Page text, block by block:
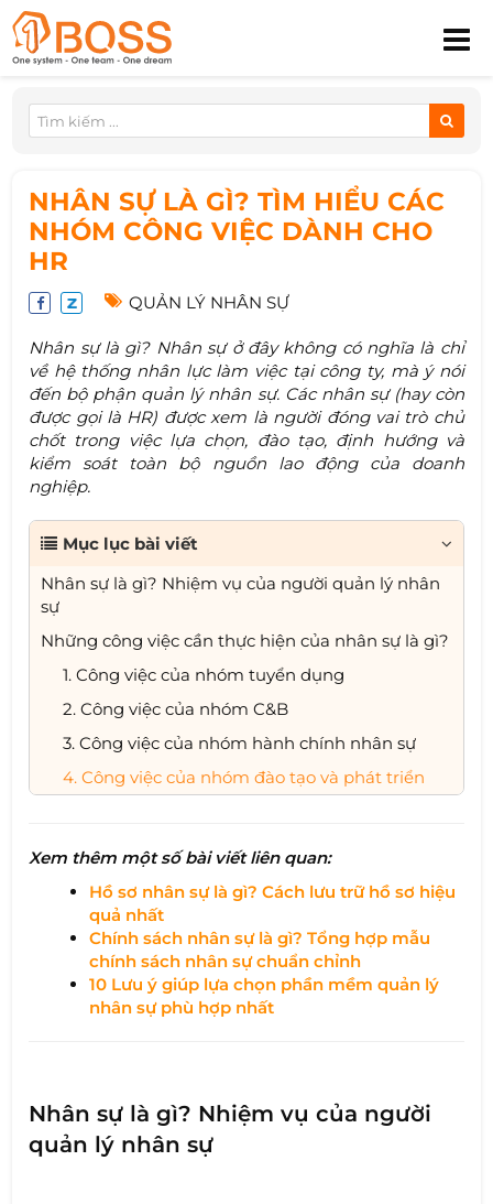
NHÂN SỰ LÀ GÌ? TÌM HIỂU CÁC
NHÓM CÔNG VIỆC DÀNH CHO
HR
QUẢN LÝ NHÂN SỰ
Nhân sự là gì? Nhân sự ở đây không có nghĩa là chỉ
về hệ thống nhân lực làm việc tại công ty, mà ý nói
đến bộ phận quản lý nhân sự. Các nhân sự (hay còn
được gọi là HR) được xem là người đóng vai trò chủ
chốt trong việc lựa chọn, đào tạo, định hướng và
kiểm soát toàn bộ nguồn lao động của doanh
nghiệp.
Mục lục bài viết
Nhân sự là gì? Nhiệm vụ của người quản lý nhân
sự
Những công việc cần thực hiện của nhân sự là gì?
1. Công việc của nhóm tuyển dụng
2. Công việc của nhóm C&B
3. Công việc của nhóm hành chính nhân sự
4. Công việc của nhóm đào tạo và phát triển
Xem thêm một số bài viết liên quan:
Hồ sơ nhân sự là gì? Cách lưu trữ hồ sơ hiệu
quả nhất
Chính sách nhân sự là gì? Tổng hợp mẫu
chính sách nhân sự chuẩn chỉnh
10 Lưu ý giúp lựa chọn phần mềm quản lý
nhân sự phù hợp nhất
Nhân sự là gì? Nhiệm vụ của người
quản lý nhân sự